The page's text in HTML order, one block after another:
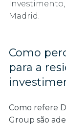
Como
para a
Como refere
Group são